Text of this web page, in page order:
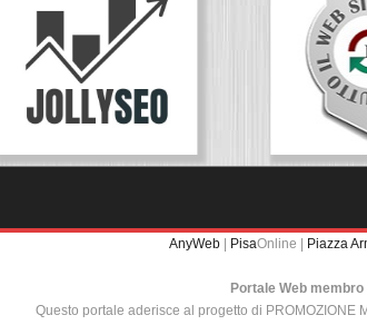
AnyWeb | PisaOnline | Piazza
Portale Web membro
Questo portale aderisce al progetto di PROMOZIONE